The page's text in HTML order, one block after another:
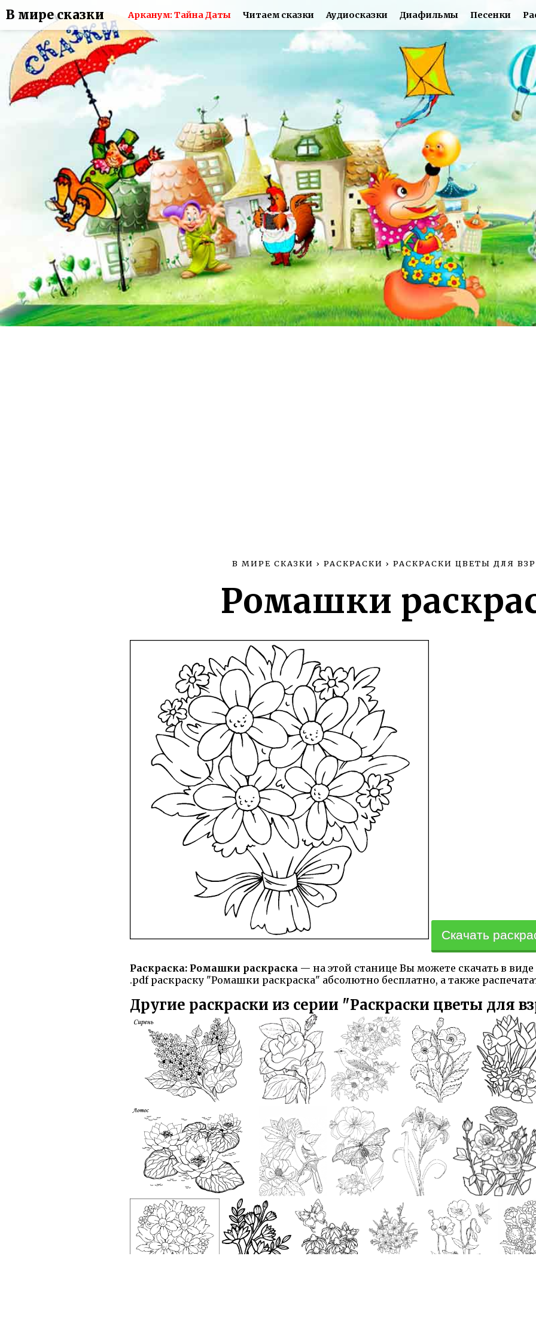
В мире сказки Арканум: Тайна Даты Читаем сказки Аудиосказки Диафильмы Песенки
В МИРЕ СКАЗКИ › РАСКРАСКИ › РАСКРАСКИ ЦВЕТЫ ДЛЯ
Ромашки
Скачать
Раскраска: Ромашки раскраска — на этой станице Вы можете скачать в
.pdf раскраску "Ромашки раскраска" абсолютно бесплатно, а также
Другие раскраски из серии "Раскраски цветы для